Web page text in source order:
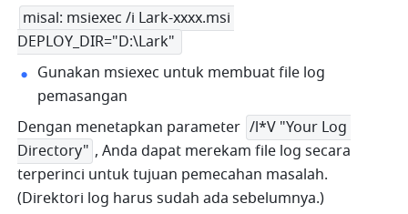
misal: msiexec /i Lark-xxxx.msi
DEPLOY_DIR="D:\Lark"
Gunakan msiexec untuk membuat file log
pemasangan
Dengan menetapkan parameter /l*V "Your Log
Directory" , Anda dapat merekam file log secara
terperinci untuk tujuan pemecahan masalah.
(Direktori log harus sudah ada sebelumnya.)